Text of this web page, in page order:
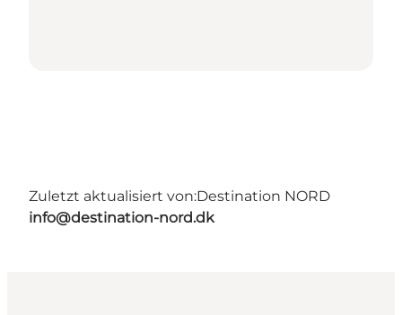
Zuletzt aktualisiert von:Destination NORD
info@destination-nord.dk